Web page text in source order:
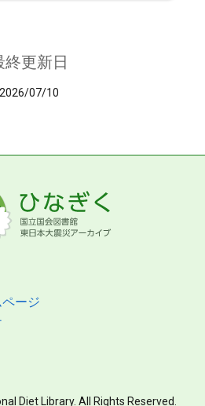
終更新日
2026/07/10
ージ
Diet Library. All Rights Reserved.